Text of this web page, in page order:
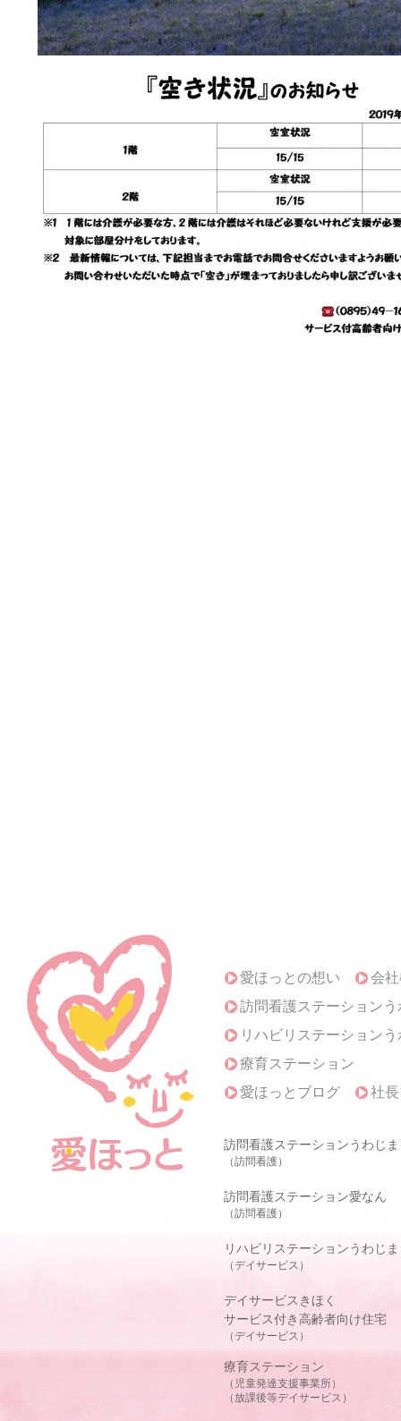
愛ほっとの想い
会
訪問看護ステーションう
リハビリステーション
療育ステーション
愛ほっとブログ
社
訪問看護ステーションうわじま
（訪問看護）
訪問看護ステーション愛なん
（訪問看護）
リハビリステーションうわじま
（デイサービス）
デイサービスきほく
サービス付き高齢者向け住宅
（デイサービス）
療育ステーション
（児童発達支援事業所）
（放課後等デイサービス）